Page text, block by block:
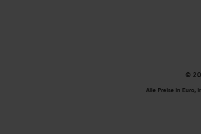
©
Alle Preise in Euro,